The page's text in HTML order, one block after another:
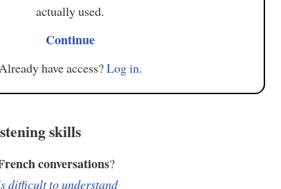
actually used.
Continue
have access?Log in.
skills
conversations?
difficult to understand